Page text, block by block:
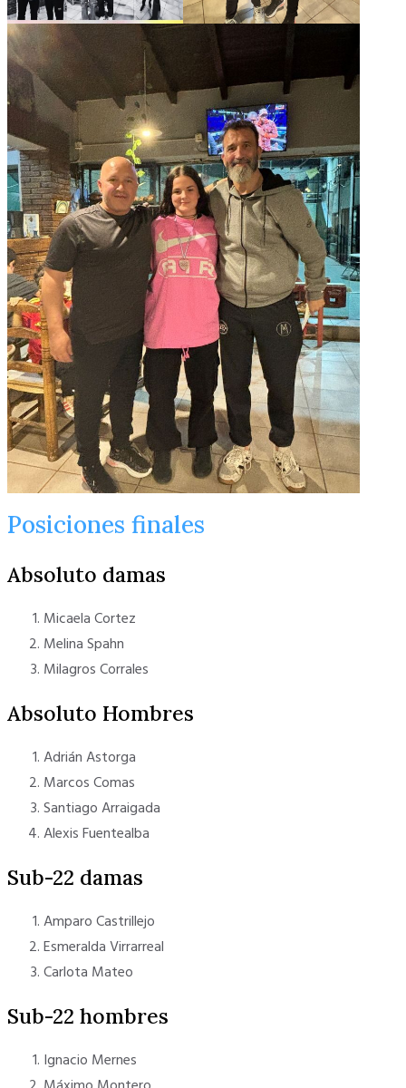
Posiciones finales
Absoluto damas
Micaela Cortez
Melina Spahn
Milagros Corrales
Absoluto Hombres
Adrián Astorga
Marcos Comas
Santiago Arraigada
Alexis Fuentealba
Sub-22 damas
Amparo Castrillejo
Esmeralda Virrarreal
Carlota Mateo
Sub-22 hombres
Ignacio Mernes